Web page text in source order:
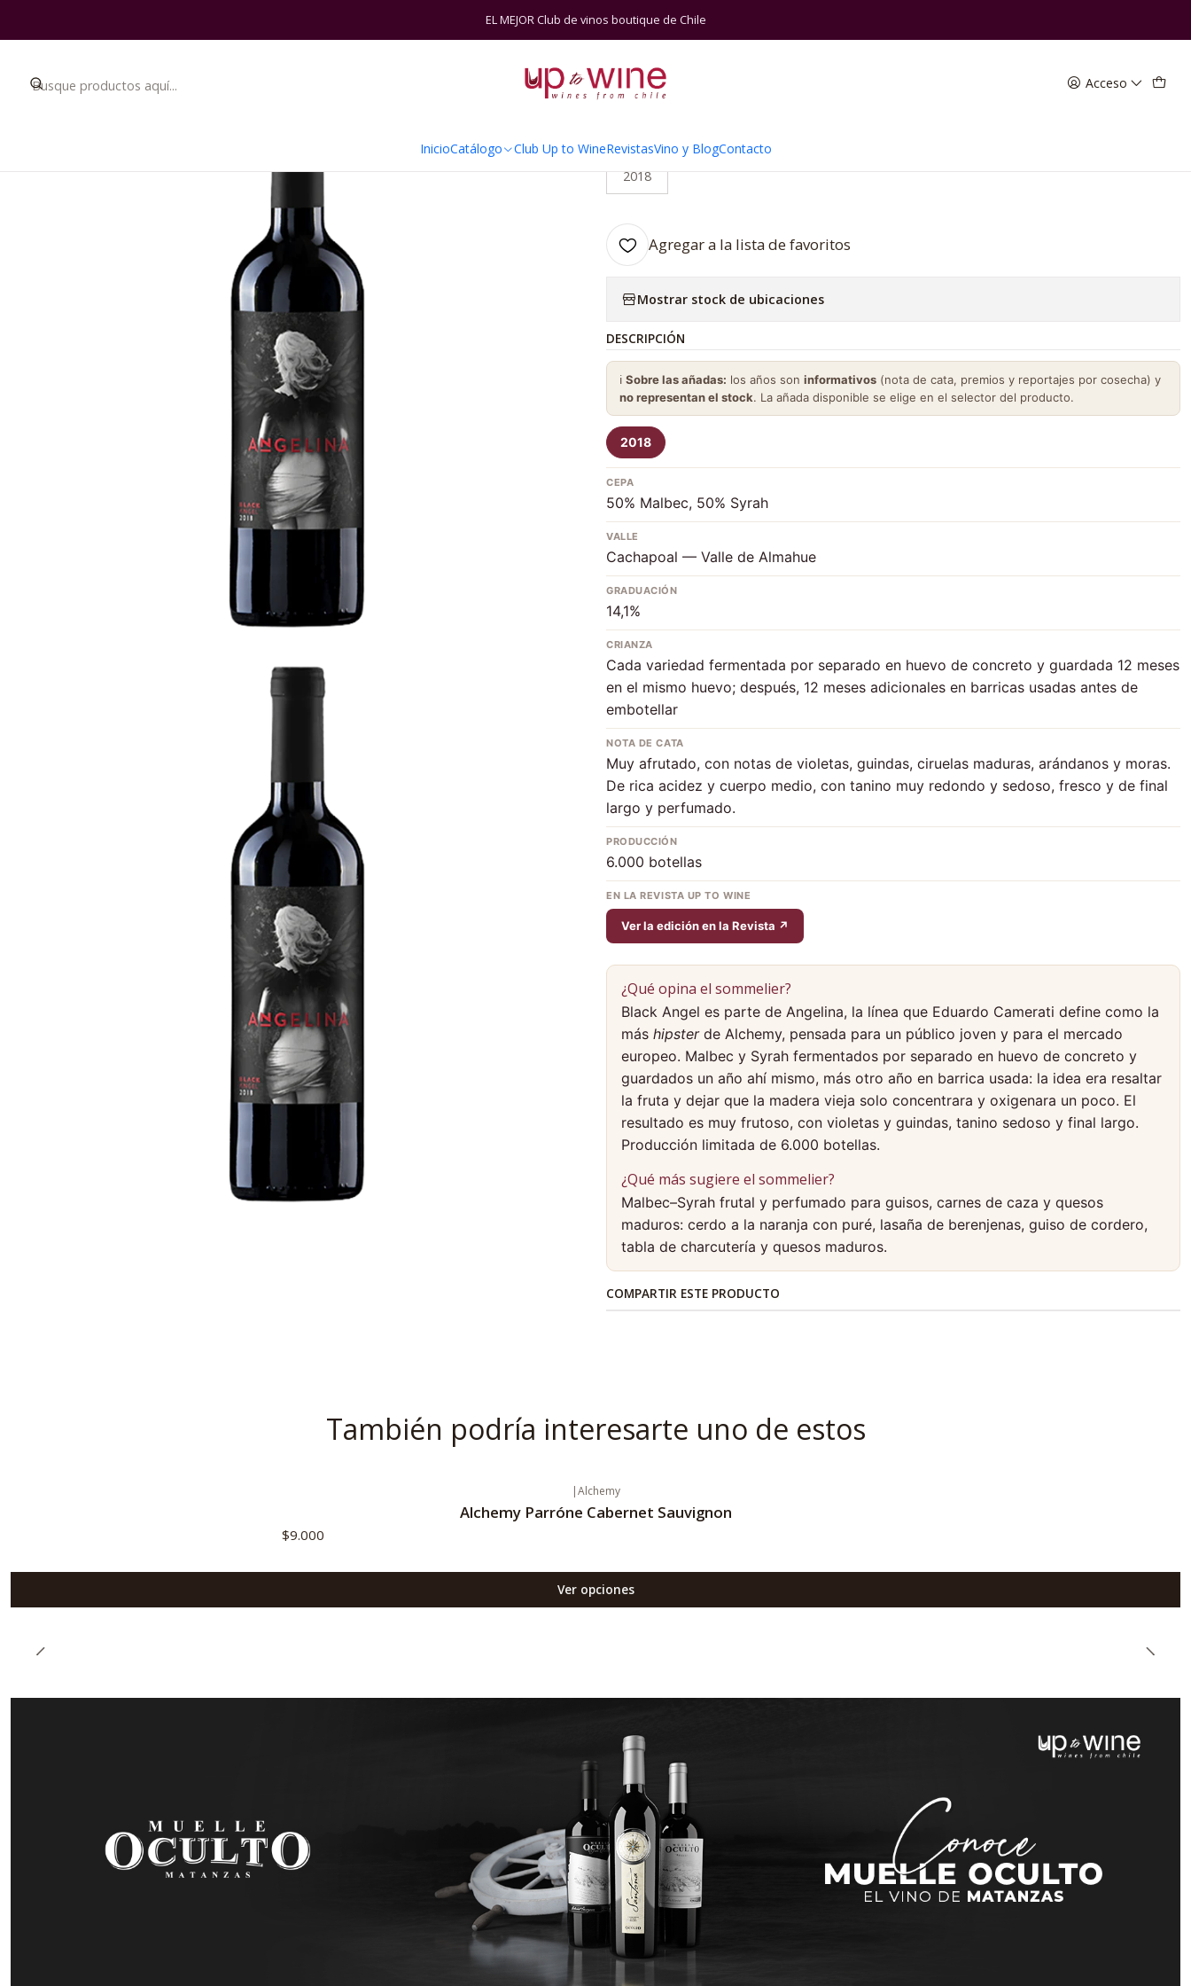
Acceso
InicioCatálogo Club Up to WineRevistasVino y BlogContacto
EL MEJOR Club de vinos boutique de Chile
Catálogo Viñas Alchemy Alchemy Angelina Black Angel
|
Alchemy Angelina Black Angel
AÑADA
2018
Agregar a la lista de favoritos
Mostrar stock de ubicaciones
DESCRIPCIÓN
ℹ️ Sobre las añadas: los años son informativos (nota de cata, premios y reportajes por cosecha) y
no representan el stock. La añada disponible se elige en el selector del producto.
2018
CEPA
50% Malbec, 50% Syrah
VALLE
Cachapoal — Valle de Almahue
GRADUACIÓN
14,1%
CRIANZA
Cada variedad fermentada por separado en huevo de concreto y guardada 12 meses
en el mismo huevo; después, 12 meses adicionales en barricas usadas antes de
embotellar
NOTA DE CATA
Muy afrutado, con notas de violetas, guindas, ciruelas maduras, arándanos y moras.
De rica acidez y cuerpo medio, con tanino muy redondo y sedoso, fresco y de final
largo y perfumado.
PRODUCCIÓN
6.000 botellas
EN LA REVISTA UP TO WINE
Ver la edición en la Revista ↗
¿Qué opina el sommelier?
Black Angel es parte de Angelina, la línea que Eduardo Camerati define como la
más hipsterde Alchemy, pensada para un público joven y para el mercado
europeo. Malbec y Syrah fermentados por separado en huevo de concreto y
guardados un año ahí mismo, más otro año en barrica usada: la idea era resaltar
la fruta y dejar que la madera vieja solo concentrara y oxigenara un poco. El
resultado es muy frutoso, con violetas y guindas, tanino sedoso y final largo.
Producción limitada de 6.000 botellas.
¿Qué más sugiere el sommelier?
Malbec–Syrah frutal y perfumado para guisos, carnes de caza y quesos
maduros: cerdo a la naranja con puré, lasaña de berenjenas, guiso de cordero,
tabla de charcutería y quesos maduros.
COMPARTIR ESTE PRODUCTO
También podría interesarte uno de estos
|Alchemy
Alchemy Parróne Cabernet Sauvignon
$9.000
Ver opciones